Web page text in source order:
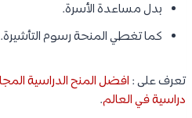
بدل مساعدة الأسرة.
كما تغطي المنحة رسوم التأشيرة.
تعرف على :
دراسية في العالم.